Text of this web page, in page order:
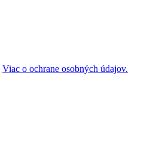
Viac o ochrane osobných údajov.